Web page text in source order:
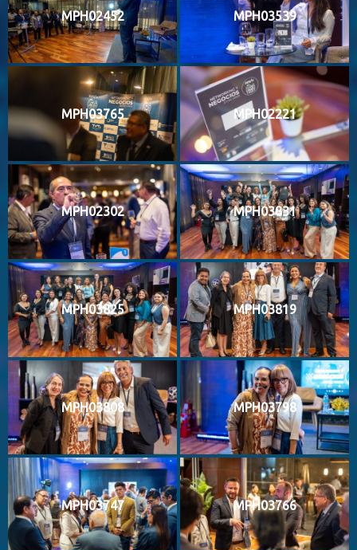
MPH02452 MPH03539
MPH03765 MPH02221
MPH02302 MPH03831
MPH03825 MPH03819
MPH03808 MPH03798
MPH03747 MPH03766